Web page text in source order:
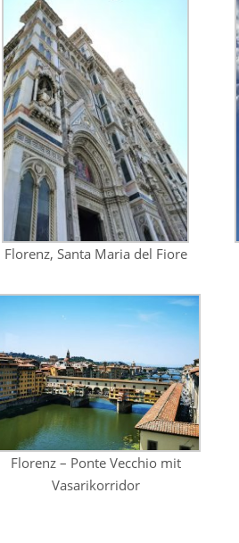
Florenz, Santa Maria del Fiore
Florenz – Ponte Vecchio mit
Vasarikorridor